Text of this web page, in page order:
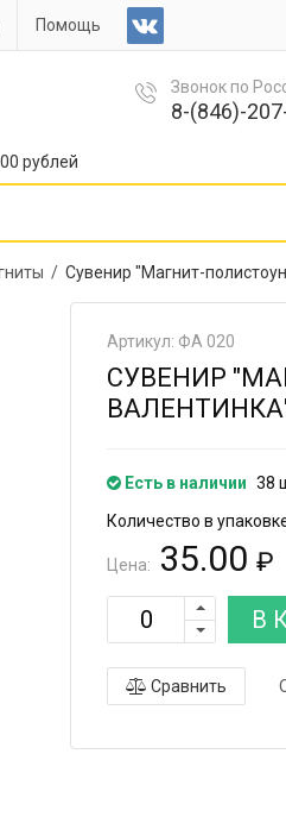
Помощь
рублей
Звонок по
8-(846)-
/ Сувенир "Магнит-
Артикул: ФА 020
СУВЕНИР
ВАЛЕНТИНКА"
Есть в наличии 38
Количество в
Цена: 35.00 ₽
В
Сравнить